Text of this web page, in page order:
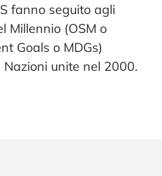
fanno seguito agli
Millennio (OSM o
Goals o MDGs)
unite nel 2000.